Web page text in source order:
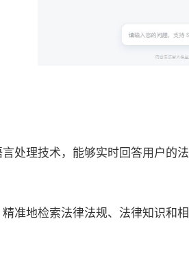
处理技术，能够实时回答用户的
准地检索法律法规、法律知识和